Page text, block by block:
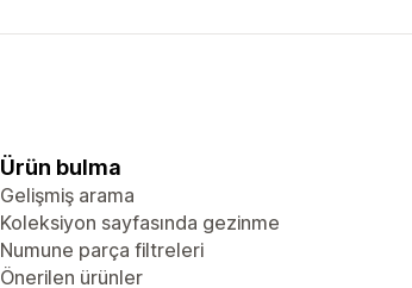
Ürün bulma
Gelişmiş arama
Koleksiyon sayfasında gezinme
Numune parça filtreleri
Önerilen ürünler